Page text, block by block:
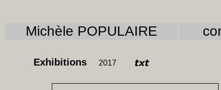
Michèle POPULAIRE
Exhibitions 2017